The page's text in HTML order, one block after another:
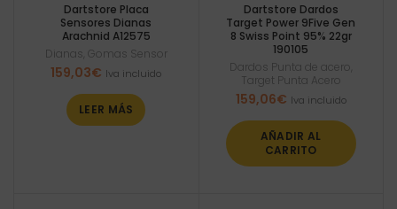
Dartstore Placa
Sensores Dianas
Arachnid A12575
Dianas Gomas Sensor
159,03€ Iva incluido
LEER MÁS
Dartstore Dardos
Target Power 9Five Gen
8 Swiss Point 95% 22gr
190105
Dardos Punta de acero
Target Punta Acero
159,06€ Iva incluido
AÑADIR AL
CARRITO